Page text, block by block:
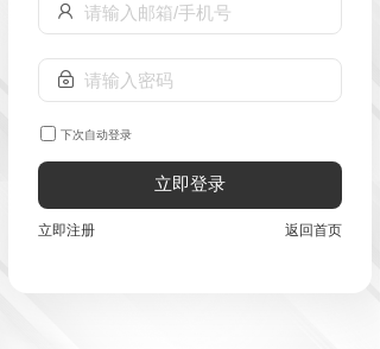
下次自动登录
立即登录
立即注册 返回首页